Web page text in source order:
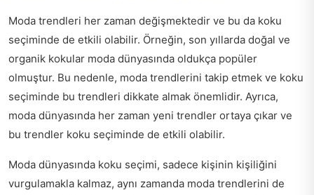
Moda trendleri her zaman değişmektedir ve bu da koku
seçiminde de etkili olabilir. Örneğin, son yıllarda doğal ve
organik kokular moda dünyasında oldukça popüler
olmuştur. Bu nedenle, moda trendlerini takip etmek ve koku
seçiminde bu trendleri dikkate almak önemlidir. Ayrıca,
moda dünyasında her zaman yeni trendler ortaya çıkar ve
bu trendler koku seçiminde de etkili olabilir.
Moda dünyasında koku seçimi, sadece kişinin kişiliğini
vurgulamakla kalmaz, aynı zamanda moda trendlerini de